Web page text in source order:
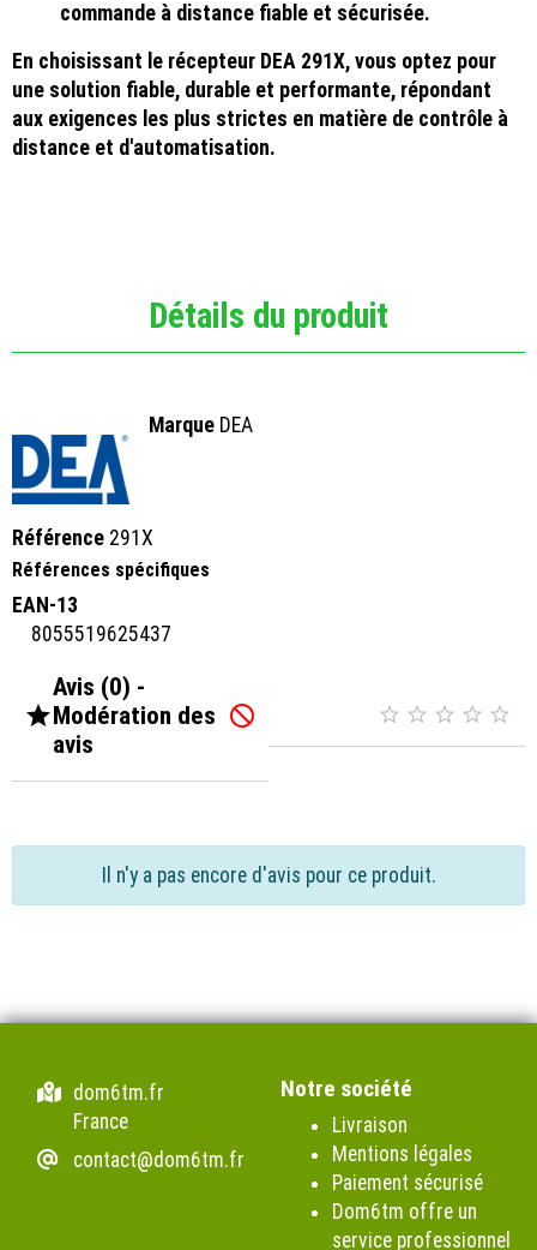
commande à distance fiable et sécurisée.
En choisissant le récepteur DEA 291X, vous optez pour
une solution fiable, durable et performante, répondant
aux exigences les plus strictes en matière de contrôle à
distance et d'automatisation.
Détails du produit
Marque DEA
Référence 291X
Références spécifiques
EAN-13
8055519625437

Avis (0) -
Modération des
avis
     
Il n'y a pas encore d'avis pour ce produit.
dom6tm.fr
France
contact@dom6tm.fr
Notre société
Livraison
Mentions légales
Paiement sécurisé
Dom6tm offre un
service professionnel